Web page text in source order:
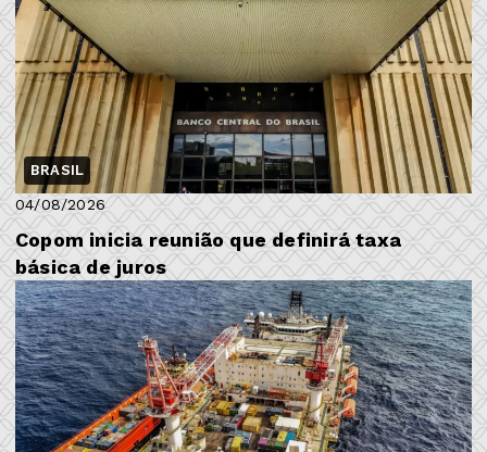
BRASIL
04/08/2026
Copom inicia reunião que definirá taxa
básica de juros